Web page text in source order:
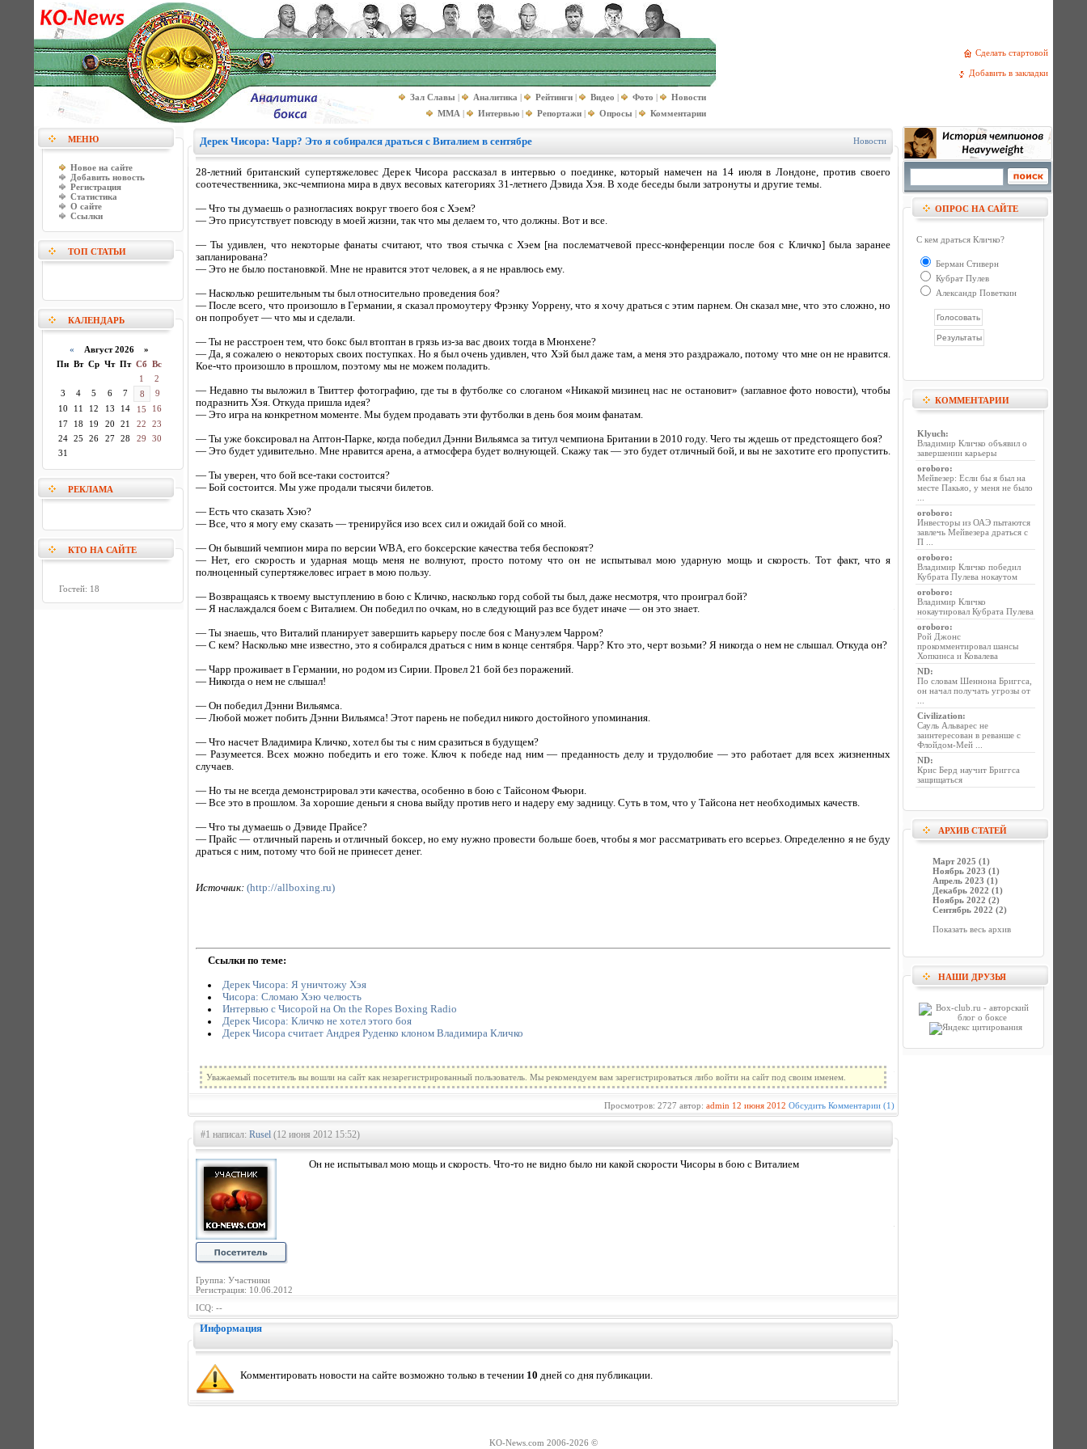
Сделать стартовой
Добавить в закладки
Зал Славы | Аналитика | Рейтинги | Видео | Фото |
Новости
MMA | Интервью | Репортажи | Опросы | Комментарии
МЕНЮ
Новое на сайте
Добавить новость
Регистрация
Статистика
О сайте
Ссылки
ТОП СТАТЬИ
КАЛЕНДАРЬ
« Август 2026 »
Пн Вт Ср Чт Пт Сб Вс
1
2
3
4 5 6 7 8
9
10
11 12 13 14 15
16
17
18 19 20 21 22
23
24
25 26 27 28 29
30
31
РЕКЛАМА
КТО НА САЙТЕ
Гостей: 18
Дерек Чисора: Чарр? Это я собирался драться с Виталием в сентябре Новости
28-летний британский супертяжеловес Дерек Чисора рассказал в интервью о поединке, который намечен на 14 июля в Лондоне, против своего
соотечественника, экс-чемпиона мира в двух весовых категориях 31-летнего Дэвида Хэя. В ходе беседы были затронуты и другие темы.
— Что ты думаешь о разногласиях вокруг твоего боя с Хэем?
— Это присутствует повсюду в моей жизни, так что мы делаем то, что должны. Вот и все.
— Ты удивлен, что некоторые фанаты считают, что твоя стычка с Хэем [на послематчевой пресс-конференции после боя с Кличко] была заранее
запланирована?
— Это не было постановкой. Мне не нравится этот человек, а я не нравлюсь ему.
— Насколько решительным ты был относительно проведения боя?
— После всего, что произошло в Германии, я сказал промоутеру Фрэнку Уоррену, что я хочу драться с этим парнем. Он сказал мне, что это сложно, но
он попробует — что мы и сделали.
— Ты не расстроен тем, что бокс был втоптан в грязь из-за вас двоих тогда в Мюнхене?
— Да, я сожалею о некоторых своих поступках. Но я был очень удивлен, что Хэй был даже там, а меня это раздражало, потому что мне он не нравится.
Кое-что произошло в прошлом, поэтому мы не можем поладить.
— Недавно ты выложил в Твиттер фотографию, где ты в футболке со слоганом «Никакой мизинец нас не остановит» (заглавное фото новости), чтобы
подразнить Хэя. Откуда пришла идея?
— Это игра на конкретном моменте. Мы будем продавать эти футболки в день боя моим фанатам.
— Ты уже боксировал на Аптон-Парке, когда победил Дэнни Вильямса за титул чемпиона Британии в 2010 году. Чего ты ждешь от предстоящего боя?
— Это будет удивительно. Мне нравится арена, а атмосфера будет волнующей. Скажу так — это будет отличный бой, и вы не захотите его пропустить.
— Ты уверен, что бой все-таки состоится?
— Бой состоится. Мы уже продали тысячи билетов.
— Есть что сказать Хэю?
— Все, что я могу ему сказать — тренируйся изо всех сил и ожидай бой со мной.
— Он бывший чемпион мира по версии WBA, его боксерские качества тебя беспокоят?
— Нет, его скорость и ударная мощь меня не волнуют, просто потому что он не испытывал мою ударную мощь и скорость. Тот факт, что я
полноценный супертяжеловес играет в мою пользу.
— Возвращаясь к твоему выступлению в бою с Кличко, насколько горд собой ты был, даже несмотря, что проиграл бой?
— Я наслаждался боем с Виталием. Он победил по очкам, но в следующий раз все будет иначе — он это знает.
— Ты знаешь, что Виталий планирует завершить карьеру после боя с Мануэлем Чарром?
— С кем? Насколько мне известно, это я собирался драться с ним в конце сентября. Чарр? Кто это, черт возьми? Я никогда о нем не слышал. Откуда он?
— Чарр проживает в Германии, но родом из Сирии. Провел 21 бой без поражений.
— Никогда о нем не слышал!
— Он победил Дэнни Вильямса.
— Любой может побить Дэнни Вильямса! Этот парень не победил никого достойного упоминания.
— Что насчет Владимира Кличко, хотел бы ты с ним сразиться в будущем?
— Разумеется. Всех можно победить и его тоже. Ключ к победе над ним — преданность делу и трудолюбие — это работает для всех жизненных
случаев.
— Но ты не всегда демонстрировал эти качества, особенно в бою с Тайсоном Фьюри.
— Все это в прошлом. За хорошие деньги я снова выйду против него и надеру ему задницу. Суть в том, что у Тайсона нет необходимых качеств.
— Что ты думаешь о Дэвиде Прайсе?
— Прайс — отличный парень и отличный боксер, но ему нужно провести больше боев, чтобы я мог рассматривать его всерьез. Определенно я не буду
драться с ним, потому что бой не принесет денег.
Источник: (http://allboxing.ru)
Ссылки по теме:
Дерек Чисора: Я уничтожу Хэя
Чисора: Сломаю Хэю челюсть
Интервью с Чисорой на On the Ropes Boxing Radio
Дерек Чисора: Кличко не хотел этого боя
Дерек Чисора считает Андрея Руденко клоном Владимира Кличко
Уважаемый посетитель вы вошли на сайт как незарегистрированный пользователь. Мы рекомендуем вам зарегистрироваться либо войти на сайт под своим именем.
Просмотров: 2727 автор: admin 12 июня 2012 Обсудить Комментарии (1)
#1 написал: Rusel (12 июня 2012 15:52)
Группа: Участники
Регистрация: 10.06.2012
Он не испытывал мою мощь и скорость. Что-то не видно было ни какой скорости Чисоры в бою с Виталием
ICQ: --
Информация
Комментировать новости на сайте возможно только в течении 10 дней со дня публикации.
ОПРОС НА САЙТЕ
С кем драться Кличко?
Берман Стиверн
Кубрат Пулев
Александр Поветкин
КОММЕНТАРИИ
Klyuch:
Владимир Кличко объявил о
завершении карьеры
oroboro:
Мейвезер: Если бы я был на
месте Пакьяо, у меня не было
oroboro:
Инвесторы из ОАЭ пытаются
завлечь Мейвезера драться с
П ...
oroboro:
Владимир Кличко победил
Кубрата Пулева нокаутом
oroboro:
Владимир Кличко
нокаутировал Кубрата Пулева
oroboro:
Рой Джонс
прокомментировал шансы
Хопкинса и Ковалева
ND:
По словам Шеннона Бриггса,
он начал получать угрозы от
Civilization:
Сауль Альварес не
заинтересован в реванше с
Флойдом-Мей ...
ND:
Крис Берд научит Бриггса
защищаться
АРХИВ СТАТЕЙ
Март 2025 (1)
Ноябрь 2023 (1)
Апрель 2023 (1)
Декабрь 2022 (1)
Ноябрь 2022 (2)
Сентябрь 2022 (2)
Показать весь архив
НАШИ ДРУЗЬЯ
KO-News.com 2006-2026 ©